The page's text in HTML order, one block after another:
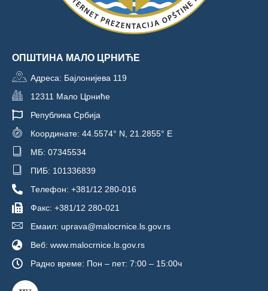
ОПШТИНА МАЛО ЦРНИЋЕ
Адреса: Бајлонијева 119
12311 Мало Црниће
Република Србија
Координате: 44.5574° N, 21.2855° E
МБ: 07345534
ПИБ: 101336839
Телефон: +381/12 280-016
Факс: +381/12 280-021
Емаил: uprava@malocrnice.ls.gov.rs
Веб: www.malocrnice.ls.gov.rs
Радно време: Пон – пет: 7:00 – 15:00ч